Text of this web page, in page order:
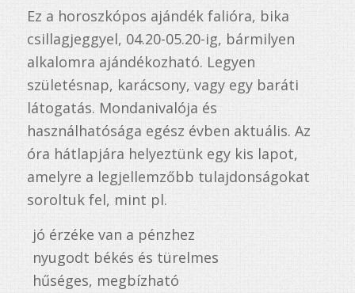
Ez a horoszkópos ajándék falióra, bika
csillagjeggyel, 04.20-05.20-ig, bármilyen
alkalomra ajándékozható. Legyen
születésnap, karácsony, vagy egy baráti
látogatás. Mondanivalója és
használhatósága egész évben aktuális. Az
óra hátlapjára helyeztünk egy kis lapot,
amelyre a legjellemzőbb tulajdonságokat
soroltuk fel, mint pl.
jó érzéke van a pénzhez
nyugodt békés és türelmes
hűséges, megbízható